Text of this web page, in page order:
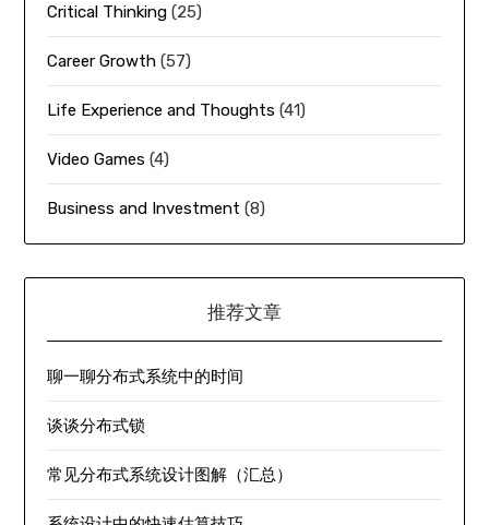
Critical Thinking (25)
Career Growth (57)
Life Experience and Thoughts (41)
Video Games (4)
Business and Investment (8)
推荐文章
聊一聊分布式系统中的时间
谈谈分布式锁
常见分布式系统设计图解（汇总）